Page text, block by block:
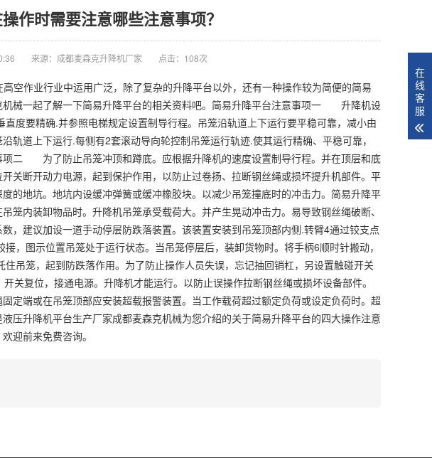
作时需要注意哪些注意事项？
来源：成都麦森克升降机厂家 点击：108次
作业行业中运用广泛，除了复杂的升降平台以外，还有一种操作较为简便的简易
机械一起了解一下简易升降平台的相关资料吧。简易升降平台注意事项一 升降机设
度要精确.并参照电梯规定设置制导行程。吊笼沿轨道上下运行要平稳可靠，减小由
轨道上下运行.每侧有2套滚动导向轮控制吊笼运行轨迹.使其运行精确、平稳可靠，
项二 为了防止吊笼冲顶和蹲底。应根据升降机的速度设置制导行程。并在顶层和底
关断开动力电源，起到保护作用，以防止过卷扬、拉断钢丝绳或损坏提升机部件。平
的地坑。地坑内设缓冲弹簧或缓冲橡胶块。以减少吊笼撞底时的冲击力。简易升降平
内装卸物品时。升降机吊笼承受载荷大。并产生晃动冲击力。易导致钢丝绳破断、
，建议加设一道手动停层防跌落装置。该装置安装到吊笼顶部内侧.转臂4通过铰支点
，图示位置吊笼处于运行状态。当吊笼停层后，装卸货物时。将手柄6顺时针搬动，
吊笼，起到防跌落作用。为了防止操作人员失误，忘记抽回销杠，另设置触碰开关
关复位，接通电源。升降机才能运行。以防止误操作拉断钢丝绳或损坏设备部件。
端或在吊笼顶部应安装超载报警装置。当工作载荷超过额定负荷或设定负荷时。超
压升降机平台生产厂家成都麦森克机械为您介绍的关于简易升降平台的四大操作注意
迎前来免费咨询。
在
线
客
服